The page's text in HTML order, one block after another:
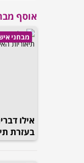
אוסף
מבחני
אילו
בעזרת